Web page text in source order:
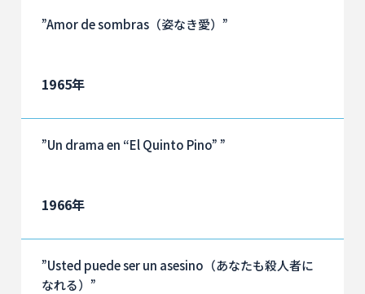
”Amor de sombras（姿なき愛）”
1965年
”Un drama en “El Quinto Pino” ”
1966年
”Usted puede ser un asesino（あなたも殺人者に
なれる）”